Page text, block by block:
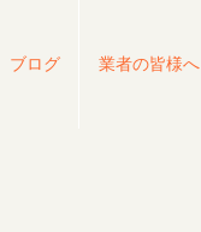
ブログ 業者の皆様へ